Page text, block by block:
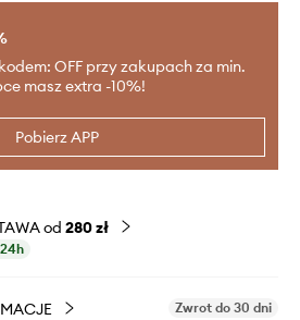
OFF przy zakupach za min.
masz extra -10%!
Pobierz APP
od 280 zł
Zwrot do 30 dni